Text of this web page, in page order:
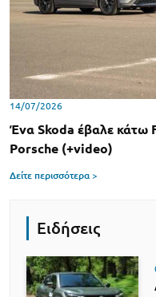
14/07/2026
Ένα Skoda έβαλε κάτω
Porsche (+video)
Δείτε περισσότερα >
Ειδήσεις